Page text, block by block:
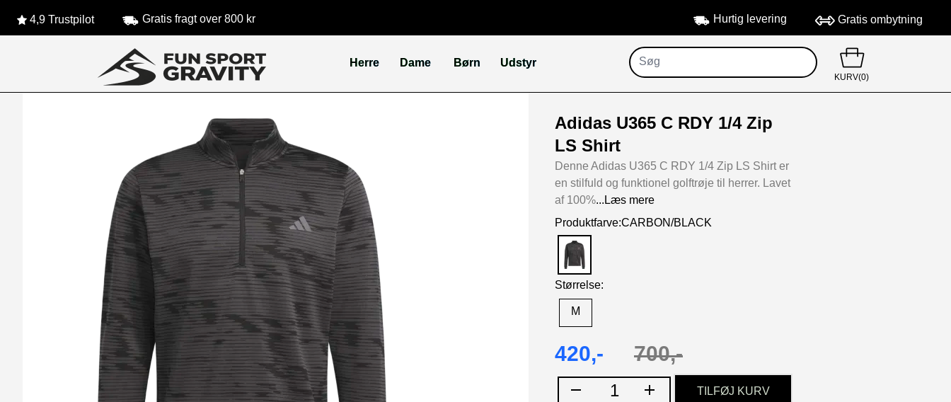
4,9 Trustpilot Gratis fragt over 800 kr Hurtig levering Gratis ombytning
Herre Dame Børn Udstyr
KURV(0)
Adidas U365 C RDY 1/4 Zip
LS Shirt
Denne Adidas U365 C RDY 1/4 Zip LS Shirt er
en stilfuld og funktionel golftrøje til herrer. Lavet
af 100%...Læs mere
Produktfarve:CARBON/BLACK
Størrelse:
M
420,- 700,-
1 TILFØJ KURV